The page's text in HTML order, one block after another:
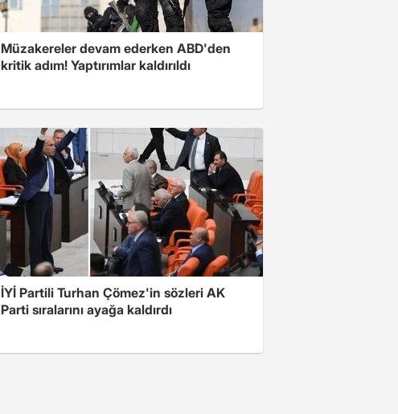
Müzakereler devam ederken ABD'den
kritik adım! Yaptırımlar kaldırıldı
İYİ Partili Turhan Çömez'in sözleri AK
Parti sıralarını ayağa kaldırdı